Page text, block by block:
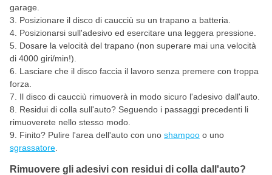
garage.
Posizionare il disco di caucciù su un trapano a batteria.
Posizionarsi sull'adesivo ed esercitare una leggera pressione.
Dosare la velocità del trapano (non superare mai una velocità
di 4000 giri/min!).
Lasciare che il disco faccia il lavoro senza premere con troppa
forza.
Il disco di caucciù rimuoverà in modo sicuro l'adesivo dall'auto.
Residui di colla sull'auto? Seguendo i passaggi precedenti li
rimuoverete nello stesso modo.
Finito? Pulire l'area dell'auto con uno shampoo o uno
sgrassatore
Rimuovere gli adesivi con residui di colla dall'auto?